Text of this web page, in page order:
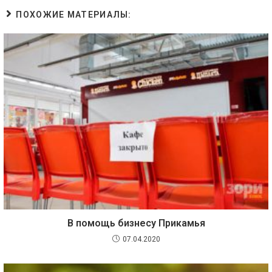
ПОХОЖИЕ МАТЕРИАЛЫ:
В помощь бизнесу Прикамья
07.04.2020